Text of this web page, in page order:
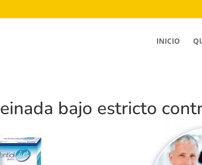
INICIO
bajo estricto